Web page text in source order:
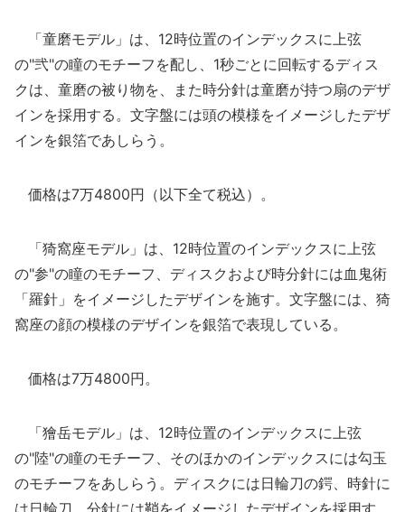
「童磨モデル」は、12時位置のインデックスに上弦
の"弐"の瞳のモチーフを配し、1秒ごとに回転するディス
クは、童磨の被り物を、また時分針は童磨が持つ扇のデザ
インを採用する。文字盤には頭の模様をイメージしたデザ
インを銀箔であしらう。
価格は7万4800円（以下全て税込）。
「猗窩座モデル」は、12時位置のインデックスに上弦
の"参"の瞳のモチーフ、ディスクおよび時分針には血鬼術
「羅針」をイメージしたデザインを施す。文字盤には、猗
窩座の顔の模様のデザインを銀箔で表現している。
価格は7万4800円。
「獪岳モデル」は、12時位置のインデックスに上弦
の"陸"の瞳のモチーフ、そのほかのインデックスには勾玉
のモチーフをあしらう。ディスクには日輪刀の鍔、時針に
は日輪刀、分針には鞘をイメージしたデザインを採用す